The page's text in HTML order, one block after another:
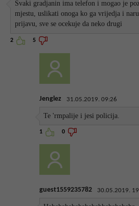
Svaki gradjanin ima telefon i mogao je
mjestu, uslikati onoga ko ga vrijedja i
prijavu, sve se ocekuje da neko drugi
2 5
Jenglez 31.05.2019. 09:26
Te 'rmpalije i jesi policija.
1 0
guest1559235782 30.05.2019.